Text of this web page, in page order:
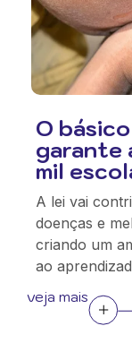
O
garante
mil
A lei vai
doenças e
criando um
ao
veja mais